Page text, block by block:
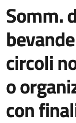
Somm.
circoli
o
con